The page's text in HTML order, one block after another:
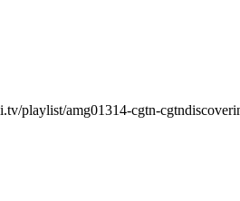
playlist/amg01314-cgtn-